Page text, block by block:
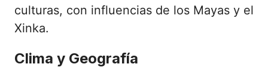
culturas, con influencias de los Mayas y el
Xinka.
Clima y Geografía